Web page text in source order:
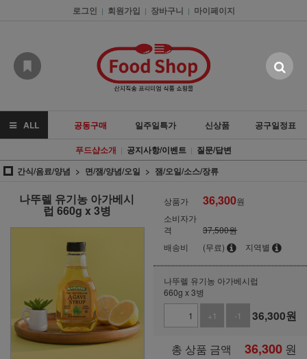
로그인 | 회원가입 | 장바구니 | 마이페이지
ALL 공동구매 일주일특가 신상품
공구일정표
푸드샵소개 | 공지사항/이벤트 | 질문/답변
간식/음료/양념
면/잼/양념/오일 잼/오일/소스/장류
나뚜렐 유기농 아가베시
럽 660g x 3병
상품가 36,300원
소비자가
격
37,500원
배송비
(무료) 지역별
나뚜렐 유기농 아가베시럽
660g x 3병
+1
-1 36,300원
총 상품 금액 36,300 원